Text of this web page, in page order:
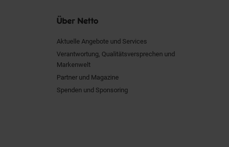
Über Netto
Aktuelle Angebote und Services
Verantwortung, Qualitätsversprechen und
Markenwelt
Partner und Magazine
Spenden und Sponsoring